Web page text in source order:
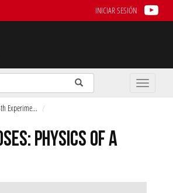
INICIAR SESIÓN
Enviar
Buscar
Toggle
Experime...
PHYSICS OF A